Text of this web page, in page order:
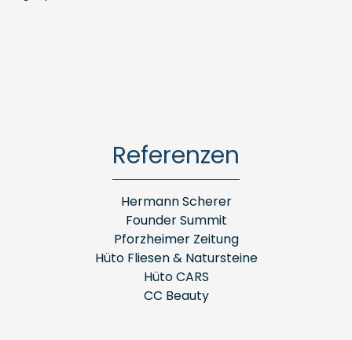
Referenzen
Hermann Scherer
Founder Summit
Pforzheimer Zeitung
Hüto Fliesen & Natursteine
Hüto CARS
CC Beauty